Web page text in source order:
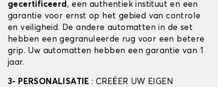
gecertificeerd, een authentiek instituut en een
garantie voor ernst op het gebied van controle
en veiligheid. De andere automatten in de set
hebben een gegranuleerde rug voor een betere
grip. Uw automatten hebben een garantie van 1
jaar.
3- PERSONALISATIE: CREËER UW EIGEN